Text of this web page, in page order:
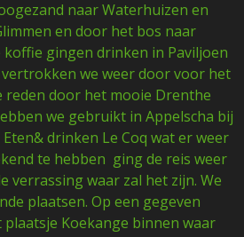
naar Waterhuizen en
en door het bos naar
gingen drinken in Paviljoen
we weer door voor het
reden door het mooie Drenthe
we gebruikt in Appelscha bij
drinken Le Coq wat er weer
te hebben ging de reis weer
verrassing waar zal het zijn. We
plaatsen. Op een gegeven
Koekange binnen waar